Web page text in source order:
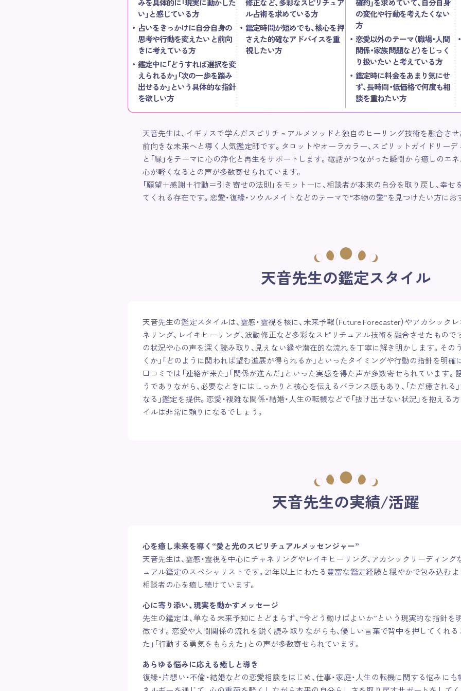
みを具体的に「現実に動かした
い」と感じている方
修正など、多彩なスピリチュア
ル占術を求めている方
占いをきっかけに自分自身の
思考や行動を変えたいと前向
きに考えている方
鑑定時間が短めでも、核心を押
さえた的確なアドバイスを重
視したい方
鑑定中に「どうすれば選択を変
えられるか」「次の一歩を踏み
出せるか」という具体的な指針
を欲しい方
確約」を求めていて、自分自身
の変化や行動を考えたくない
方
恋愛以外のテーマ（職場・人間
関係・家族問題など）をじっく
り扱いたいと考えている方
鑑定時に料金をあまり気にせ
ず、長時間・低価格で何度も相
談を重ねたい方
天音先生は、イギリスで学んだスピリチュアルメソッドと独自のヒーリング技術を融合さ
前向きな未来へと導く人気鑑定師です。タロットやオーラカラー、スピリットガイドリーデ
と「縁」をテーマに心の浄化と再生をサポートします。電話がつながった瞬間から癒しのエ
心が軽くなるとの声が多数寄せられています。
「願望＋感謝＋行動＝引き寄せの法則」をモットーに、相談者が本来の自分を取り戻し、幸
てくれる存在です。恋愛・復縁・ソウルメイトなどのテーマで“本物の愛”を見つけたい方にお
天音先生の鑑定スタイル
天音先生の鑑定スタイルは、霊感・霊視を核に、未来予報（Future Forecaster）やアカシック
ネリング、レイキヒーリング、波動修正など多彩なスピリチュアル技術を融合させたもので
の状況や心の声を深く読み取り、見えない縁や潜在的な流れを丁寧に解き明かします。その
くか」「どのように関われば望む進展が得られるか」といったタイミングや行動の指針を明確
口コミでは「連絡が来た」「関係が進んだ」といった実感を得た声が多数寄せられています
うでありながら、必要なときにはしっかりと核心を伝えるバランス感もあり、「ただ癒される
なる」鑑定を提供。恋愛・複雑な関係・結婚・人生の転機などで「抜け出せない状況」を抱える
イルは非常に頼りになるでしょう。
天音先生の実績/活躍
心を癒し未来を導く“愛と光のスピリチュアルメッセンジャー”
天音先生は、霊感・霊視を中心にチャネリングやレイキヒーリング、アカシックリーディン
ュアル鑑定のスペシャリストです。21年以上にわたる豊富な鑑定経験と穏やかで包み込む
相談者の心を癒し続けています。
心に寄り添い、現実を動かすメッセージ
先生の鑑定は、単なる未来予知にとどまらず、“今どう動けばよいか”という現実的な指針
徴です。恋愛や人間関係の流れを鋭く読み取りながらも、優しい言葉で背中を押してくれ
た」「行動する勇気をもらえた」との声が多数寄せられています。
あらゆる悩みに応える癒しと導き
復縁・片想い・不倫・結婚などの恋愛相談をはじめ、仕事・家庭・人生の転機に関する悩みに